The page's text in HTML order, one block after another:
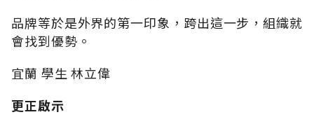
品牌等於是外界的第一印象，跨出這一步，組織就
會找到優勢。
宜蘭 學生 林立偉
更正啟示